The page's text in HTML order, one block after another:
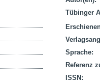
Tübinger
Sprache:
Referenz
ISSN: